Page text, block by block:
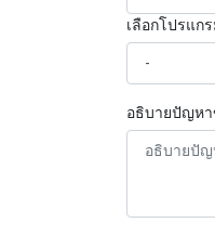
เลือกโปรแก
อธิบายปัญห